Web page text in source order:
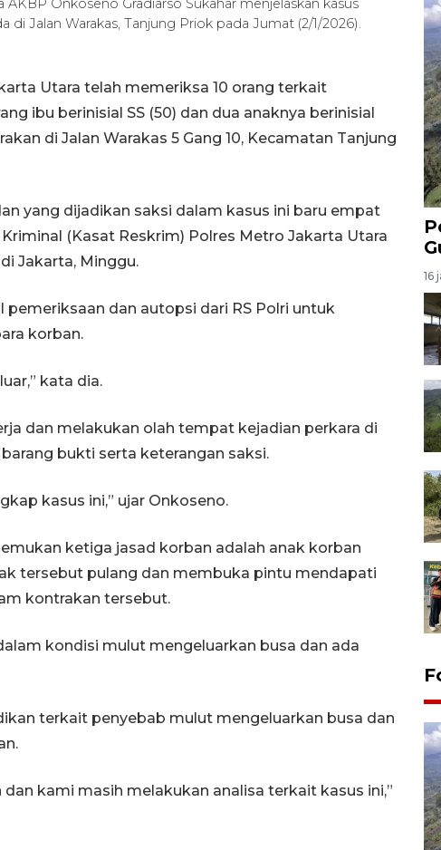
Onkoseno Gradiarso Sukahar menjelaskan kasus
Jalan Warakas, Tanjung Priok pada Jumat (2/1/2026).
Utara telah memeriksa 10 orang terkait
ibu berinisial SS (50) dan dua anaknya berinisial
di Jalan Warakas 5 Gang 10, Kecamatan Tanjung
yang dijadikan saksi dalam kasus ini baru empat
(Kasat Reskrim) Polres Metro Jakarta Utara
Jakarta, Minggu.
dan autopsi dari RS Polri untuk
korban.
kata dia.
dan melakukan olah tempat kejadian perkara di
bukti serta keterangan saksi.
kasus ini,” ujar Onkoseno.
ketiga jasad korban adalah anak korban
tersebut pulang dan membuka pintu mendapati
kontrakan tersebut.
kondisi mulut mengeluarkan busa dan ada
terkait penyebab mulut mengeluarkan busa dan
kami masih melakukan analisa terkait kasus ini,”
16